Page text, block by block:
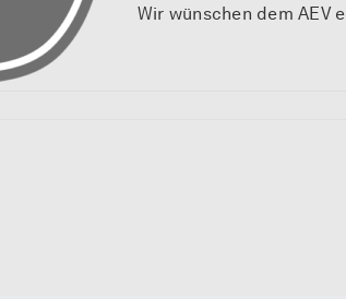
Wir wünschen dem AEV